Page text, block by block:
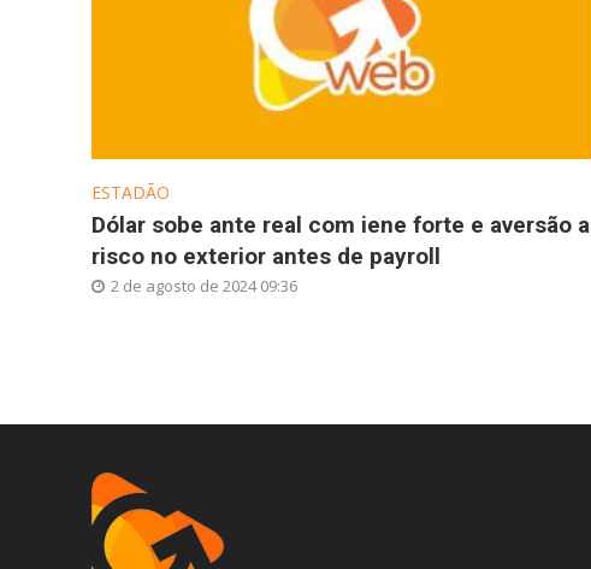
ESTADÃO
Dólar sobe ante real com iene forte e aversão a
risco no exterior antes de payroll
2 de agosto de 2024 09:36